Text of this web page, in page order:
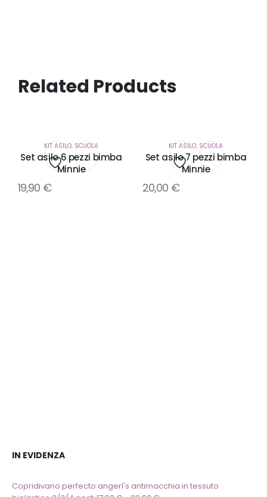
Related Products
Aggiungi
KIT ASILO, SCUOLA
Set asilo 6 pezzi bimba
Minnie
19,90 €
Aggiungi
KIT ASILO, SCUOLA
Set asilo 7 pezzi bimba
Minnie
20,00 €
IN EVIDENZA
Copridivano perfecto angerl's antimacchia in tessuto